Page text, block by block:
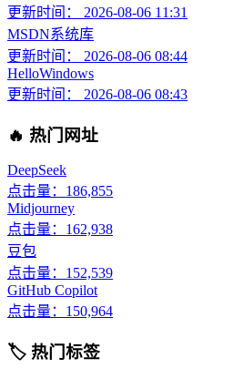
更新时间： 2026-08-06 11:31
MSDN系统库
更新时间： 2026-08-06 08:44
HelloWindows
更新时间： 2026-08-06 08:43
🔥 热门网址
DeepSeek
点击量：186,855
Midjourney
点击量：162,938
豆包
点击量：152,539
GitHub Copilot
点击量：150,964
🏷 热门标签